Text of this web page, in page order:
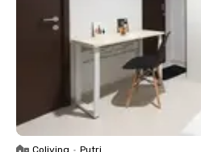
Coliving • Putri